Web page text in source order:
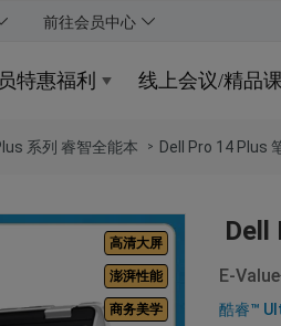
前往会员中心
特惠福利 线上会议/精品
系列 睿智全能本 Dell Pro 14 Plus
高清大屏
澎湃性能
商务美学
Dell
E-
酷睿™